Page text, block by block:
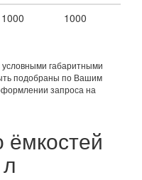
1000 1000
габаритными
подобраны по Вашим
запроса на
ёмкостей